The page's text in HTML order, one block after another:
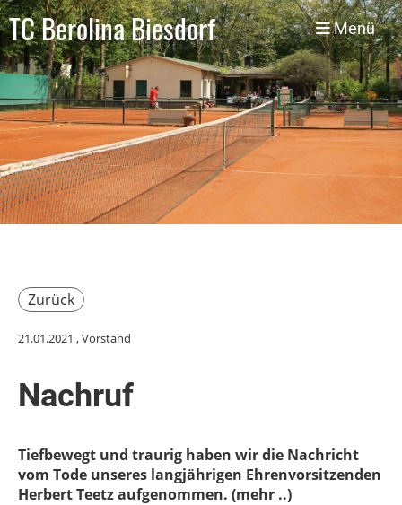
TC Berolina Biesdorf Menü
Zurück
21.01.2021 , Vorstand
Nachruf
Tiefbewegt und traurig haben wir die Nachricht
vom Tode unseres langjährigen Ehrenvorsitzenden
Herbert Teetz aufgenommen. (mehr ..)